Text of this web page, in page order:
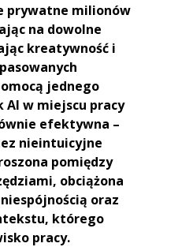
prywatne milionów
na dowolne
kreatywność i
jednego
AI w miejscu pracy
efektywna –
nieintuicyjne
pomiędzy
obciążona
oraz
którego
pracy.